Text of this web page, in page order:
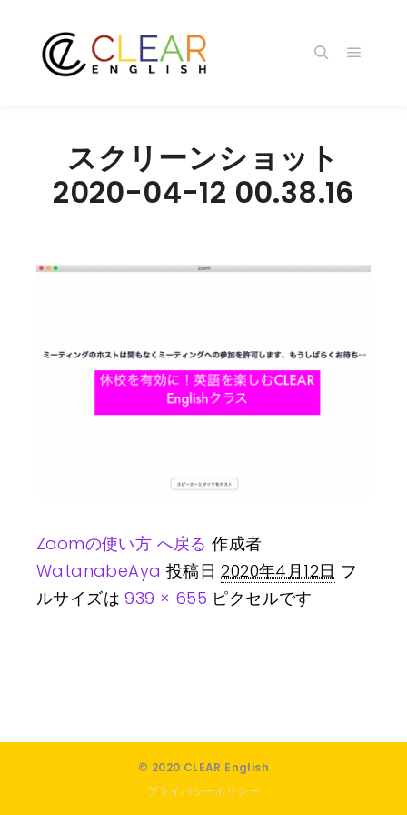
スクリーンショット
2020-04-12 00.38.16
Zoomの使い方 へ戻る 作成者
WatanabeAya 投稿日2020年4月12日 フ
ルサイズは939 × 655 ピクセルです
© 2020 CLEAR English
プライバシーポリシー